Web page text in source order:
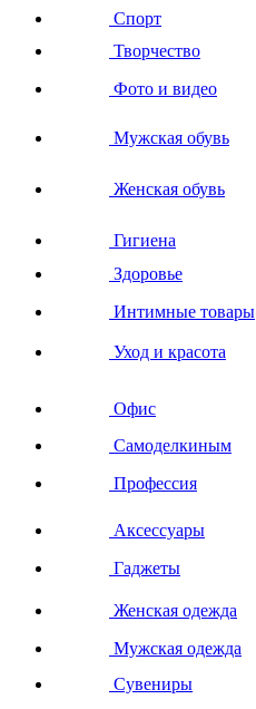
Спорт
Творчество
Фото и видео
Мужская обувь
Женская обувь
Гигиена
Здоровье
Интимные товары
Уход и красота
Офис
Самоделкиным
Профессия
Аксессуары
Гаджеты
Женская одежда
Мужская одежда
Сувениры